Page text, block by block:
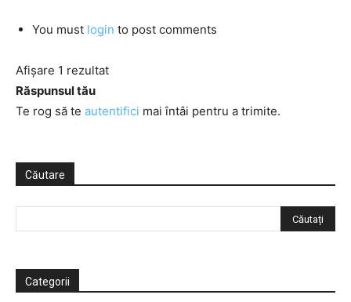
You must login to post comments
Afișare 1 rezultat
Răspunsul tău
Te rog să te autentifici mai întâi pentru a trimite.
Căutare
Categorii